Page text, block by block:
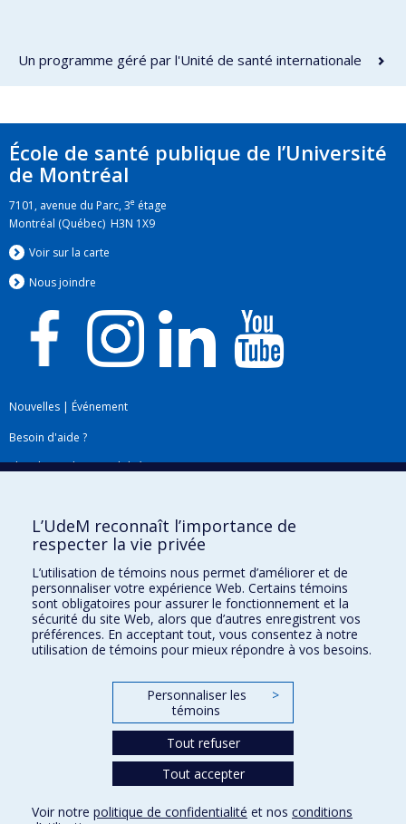
Un programme géré par l'Unité de santé internationale
École de santé publique de l’Université
de Montréal
7101, avenue du Parc, 3e étage
Montréal (Québec) H3N 1X9
Voir sur la carte
Nous joindre
Nouvelles | Événement
Besoin d'aide ?
Plan du site|Accessibilité
Téléchargez les logos de l'ESPUM
L’UdeM reconnaît l’importance de
respecter la vie privée
L’utilisation de témoins nous permet d’améliorer et de
personnaliser votre expérience Web. Certains témoins
sont obligatoires pour assurer le fonctionnement et la
sécurité du site Web, alors que d’autres enregistrent vos
préférences. En acceptant tout, vous consentez à notre
utilisation de témoins pour mieux répondre à vos besoins.
Personnaliser les
témoins
>
Tout refuser
Tout accepter
Voir notre politique de confidentialité et nos conditions